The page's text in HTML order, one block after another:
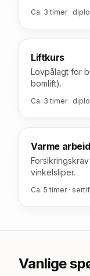
Ca. 3 timer ·
Liftkurs
Lovpålagt for
bomlift).
Ca. 3 timer ·
Varme
vinkelsliper.
Ca. 5 timer ·
Vanlige